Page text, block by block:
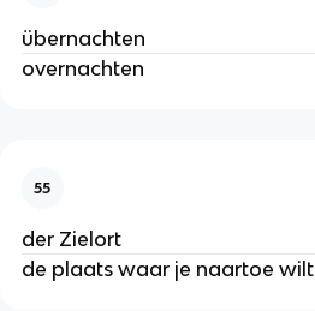
übernachten
overnachten
55
der Zielort
de plaats waar je naartoe wilt